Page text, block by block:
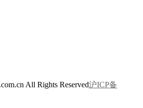
All Rights Reserved沪ICP备